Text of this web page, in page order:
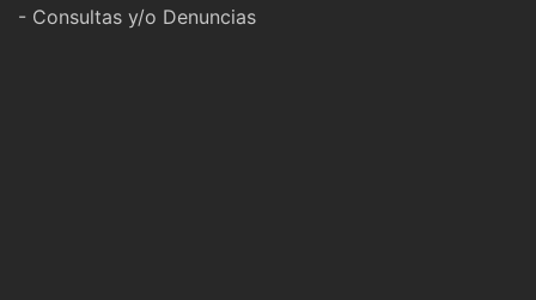
- Consultas y/o Denuncias